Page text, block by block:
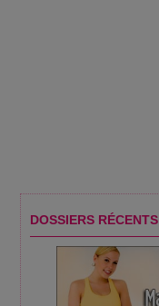
DOSSIERS RÉCENTS